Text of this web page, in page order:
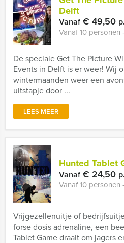
Delft
Vanaf€ 49,50
Vanaf 10 personen
De speciale Get The Picture
Events in Delft is er weer! Wij
wintermaanden weer een
uitstapje door ...
LEES MEER
Hunted Tablet
Vanaf€ 24,50
Vanaf 10 personen
Vrijgezellenuitje of
forse dosis adrenaline, een
Tablet Game draait om jagers